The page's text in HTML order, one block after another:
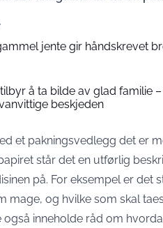
jente gir håndskrevet
å ta bilde av glad familie
beskjeden
et pakningsvedlegg det er
står det en utførlig
på. For eksempel er det
mage, og hvilke som skal
også inneholde råd om